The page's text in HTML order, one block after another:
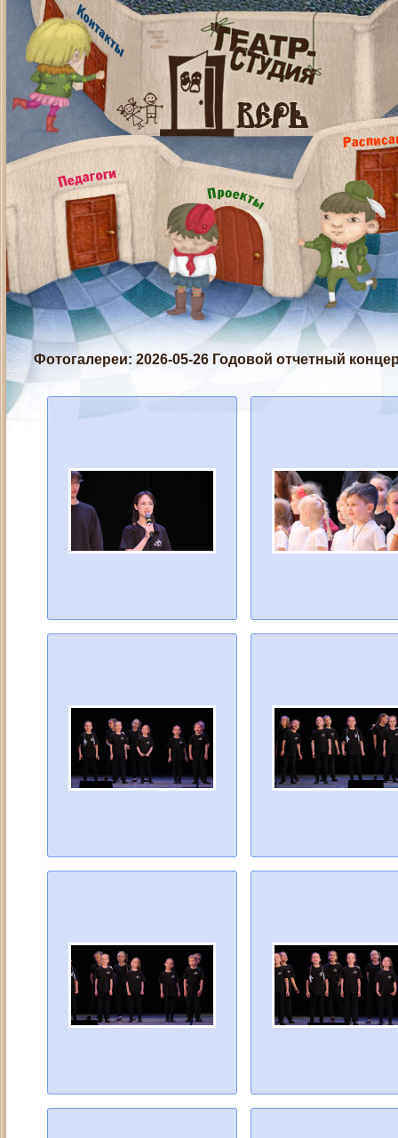
Фотогалереи: 2026-05-26 Годовой отчетный